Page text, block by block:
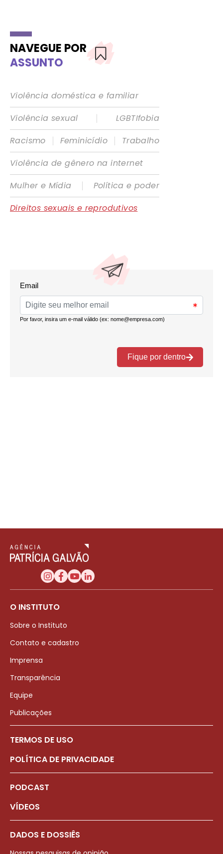
NAVEGUE POR
ASSUNTO
Violência doméstica e familiar
Violência sexual
|
LGBTIfobia
Racismo
| Feminicídio |
Trabalho
Violência de gênero na internet
Mulher e Mídia
|
Política e poder
Direitos sexuais e reprodutivos
O INSTITUTO
Sobre o Instituto
Contato e cadastro
Imprensa
Transparência
Equipe
Publicações
TERMOS DE USO
POLÍTICA DE PRIVACIDADE
PODCAST
VÍDEOS
DADOS E DOSSIÊS